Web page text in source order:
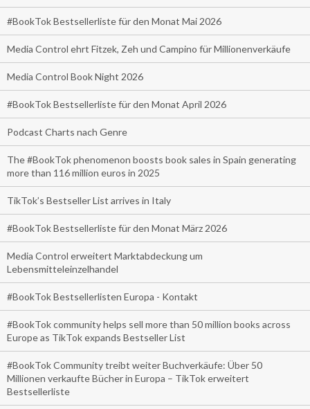
#BookTok Bestsellerliste für den Monat Mai 2026
Media Control ehrt Fitzek, Zeh und Campino für Millionenverkäufe
Media Control Book Night 2026
#BookTok Bestsellerliste für den Monat April 2026
Podcast Charts nach Genre
The #BookTok phenomenon boosts book sales in Spain generating
more than 116 million euros in 2025
TikTok’s Bestseller List arrives in Italy
#BookTok Bestsellerliste für den Monat März 2026
Media Control erweitert Marktabdeckung um
Lebensmitteleinzelhandel
#BookTok Bestsellerlisten Europa - Kontakt
#BookTok community helps sell more than 50 million books across
Europe as TikTok expands Bestseller List
#BookTok Community treibt weiter Buchverkäufe: Über 50
Millionen verkaufte Bücher in Europa – TikTok erweitert
Bestsellerliste